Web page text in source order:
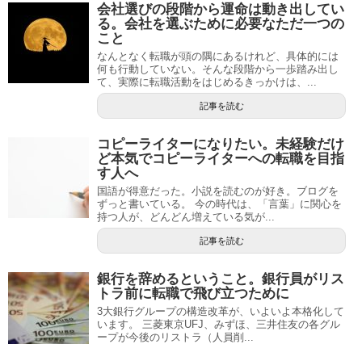
会社選びの段階から運命は動き出してい
る。会社を選ぶために必要なただ一つの
こと
なんとなく転職が頭の隅にあるけれど、具体的には
何も行動していない。そんな段階から一歩踏み出し
て、実際に転職活動をはじめるきっかけは、...
記事を読む
コピーライターになりたい。未経験だけ
ど本気でコピーライターへの転職を目指
す人へ
国語が得意だった。小説を読むのが好き。ブログを
ずっと書いている。 今の時代は、「言葉」に関心を
持つ人が、どんどん増えている気が...
記事を読む
銀行を辞めるということ。銀行員がリス
トラ前に転職で飛び立つために
3大銀行グループの構造改革が、いよいよ本格化して
います。 三菱東京UFJ、みずほ、三井住友の各グル
ープが今後のリストラ（人員削...